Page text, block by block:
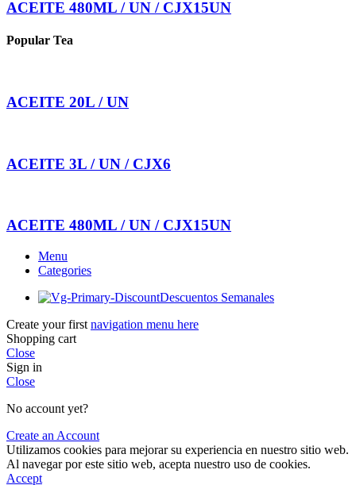
ACEITE 480ML / UN / CJX15UN
Popular Tea
ACEITE 20L / UN
ACEITE 3L / UN / CJX6
ACEITE 480ML / UN / CJX15UN
Menu
Categories
Descuentos Semanales
Create your first navigation menu here
Shopping cart
Close
Sign in
Close
No account yet?
Create an Account
Utilizamos cookies para mejorar su experiencia en nuestro sitio web.
Al navegar por este sitio web, acepta nuestro uso de cookies.
Accept